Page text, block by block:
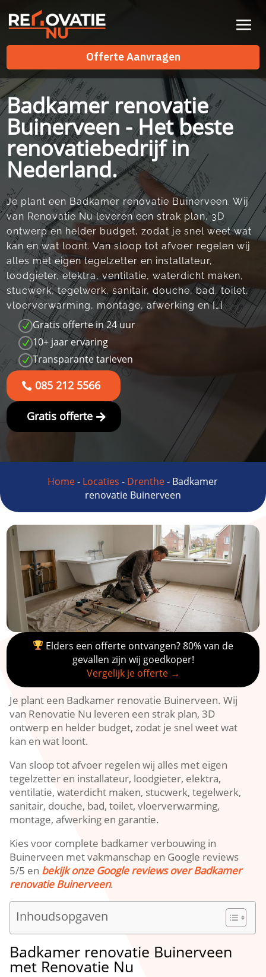
Offerte Aanvragen
Offerte Aanvragen
Badkamer renovatie
Buinerveen - Het beste
renovatiebedrijf in
Nederland.
Je plant een Badkamer renovatie Buinerveen. Wij
van Renovatie Nu leveren een strak plan, 3D
ontwerp en helder budget, zodat je snel weet wat
kan en wat loont. Van sloop tot afvoer regelen wij
alles met eigen tegelzetter en installateur,
loodgieter, elektra, ventilatie, waterdicht maken,
stucwerk, tegelwerk, sanitair, douche, bad, toilet,
vloerverwarming, montage, afwerking en […]
N Gratis offerte in 24 uur
N 10+ jaar ervaring
N Transparante tarieven
085 212 5566
Gratis offerte
Home- Locaties - Drenthe- Badkamer
renovatie Buinerveen
Elders een offerte ontvangen? 80% van de
gevallen zijn wij goedkoper!
Vergelijk je offerte →
Je plant een Badkamer renovatie Buinerveen. Wij
van Renovatie Nu leveren een strak plan, 3D
ontwerp en helder budget, zodat je snel weet wat
kan en wat loont.
Van sloop tot afvoer regelen wij alles met eigen
tegelzetter en installateur, loodgieter, elektra,
ventilatie, waterdicht maken, stucwerk, tegelwerk,
sanitair, douche, bad, toilet, vloerverwarming,
montage, afwerking en garantie.
Kies voor complete badkamer verbouwing in
Buinerveen met vakmanschap en Google reviews
5/5 en bekijk onze Google reviews over Badkamer
renovatie Buinerveen.
Inhoudsopgaven
Badkamer renovatie Buinerveen
met Renovatie Nu